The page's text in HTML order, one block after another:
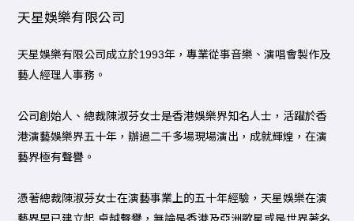
天星娛樂有限公司
天星娛樂有限公司成立於1993年，專業從事音樂、演唱會製作及
藝人經理人事務。
公司創始人、總裁陳淑芬女士是香港娛樂界知名人士，活躍於香
港演藝娛樂界五十年，辦過二千多場現場演出，成就輝煌，在演
藝界極有聲譽。
憑著總裁陳淑芬女士在演藝事業上的五十年經驗，天星娛樂在演